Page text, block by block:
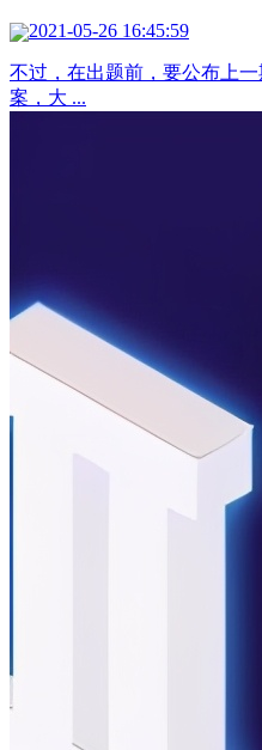
2021-05-26 16:45:59
不过，在出题前，要公布上
案，大 ...